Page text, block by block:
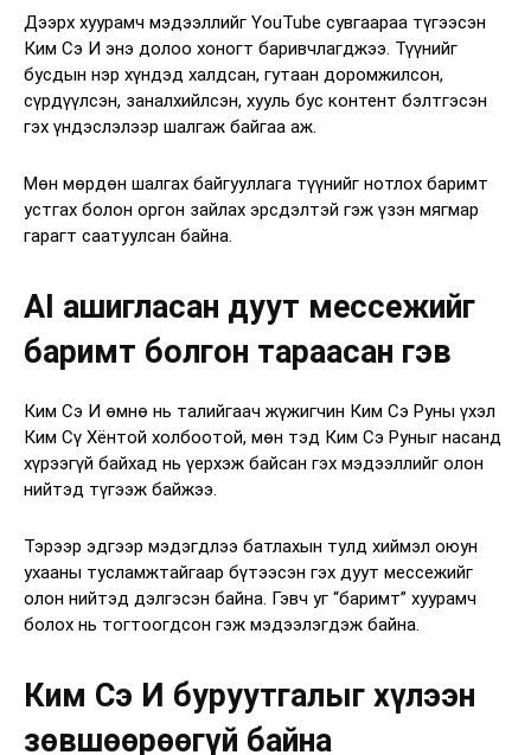
Дээрх хуурамч мэдээллийг YouTube сувгаараа түгээсэн
Ким Сэ И энэ долоо хоногт баривчлагджээ. Түүнийг
бусдын нэр хүндэд халдсан, гутаан доромжилсон,
сүрдүүлсэн, заналхийлсэн, хууль бус контент бэлтгэсэн
гэх үндэслэлээр шалгаж байгаа аж.
Мөн мөрдөн шалгах байгууллага түүнийг нотлох баримт
устгах болон оргон зайлах эрсдэлтэй гэж үзэн мягмар
гарагт саатуулсан байна.
AI ашигласан дуут мессежийг
баримт болгон тараасан гэв
Ким Сэ И өмнө нь талийгаач жүжигчин Ким Сэ Руны үхэл
Ким Сү Хёнтой холбоотой, мөн тэд Ким Сэ Руныг насанд
хүрээгүй байхад нь үерхэж байсан гэх мэдээллийг олон
нийтэд түгээж байжээ.
Тэрээр эдгээр мэдэгдлээ батлахын тулд хиймэл оюун
ухааны тусламжтайгаар бүтээсэн гэх дуут мессежийг
олон нийтэд дэлгэсэн байна. Гэвч уг “баримт” хуурамч
болох нь тогтоогдсон гэж мэдээлэгдэж байна.
Ким Сэ И буруутгалыг хүлээн
зөвшөөрөөгүй байна